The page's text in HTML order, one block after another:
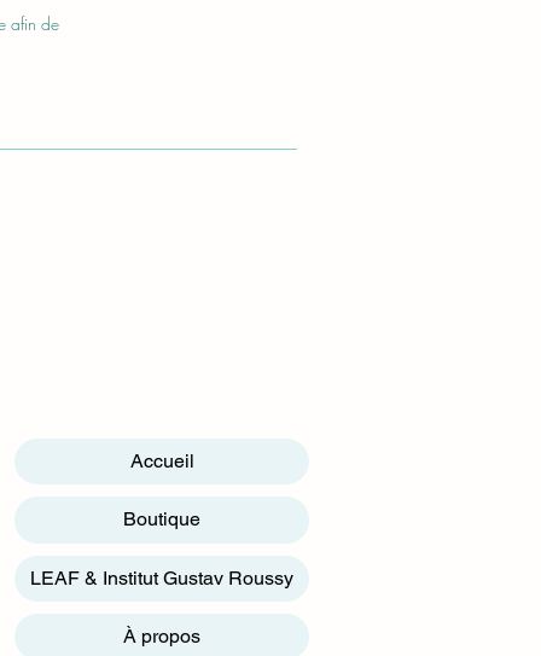
afin de
Accueil
Boutique
LEAF & Institut Gustav Roussy
À propos